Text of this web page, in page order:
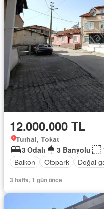
12.000.000 TL
Turhal, Tokat
3 Odalı
3 Banyolu
Balkon
Otopark Doğal
3 hafta, 1 gün önce